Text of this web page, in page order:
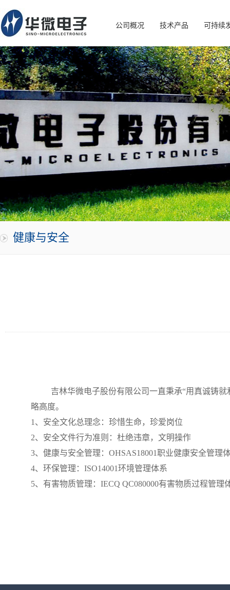
公司概况 技术产品 可持续
健康与安全
吉林华微电子股份有限公司一直秉承“用真诚铸
略高度。
1 、安全文化总理念：珍惜生命，珍爱岗位
2、安全文件行为准则：杜绝违章，文明操作
3、健康与安全管理： OHSAS18001职业健康安全管理
4、环保管理： ISO14001环境管理体系
5、有害物质管理： IECQ QC080000有害物质过程管理